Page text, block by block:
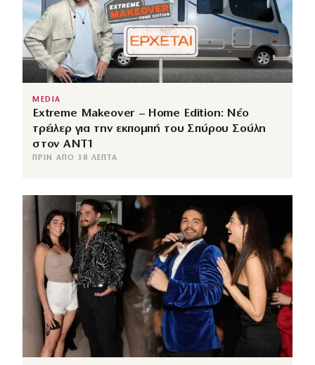
MEDIA
Extreme Makeover – Home Edition: Νέο
τρέιλερ για την εκπομπή του Σπύρου Σούλη
στον ANT1
ΠΡΙΝ ΑΠΌ 38 ΛΕΠΤΆ